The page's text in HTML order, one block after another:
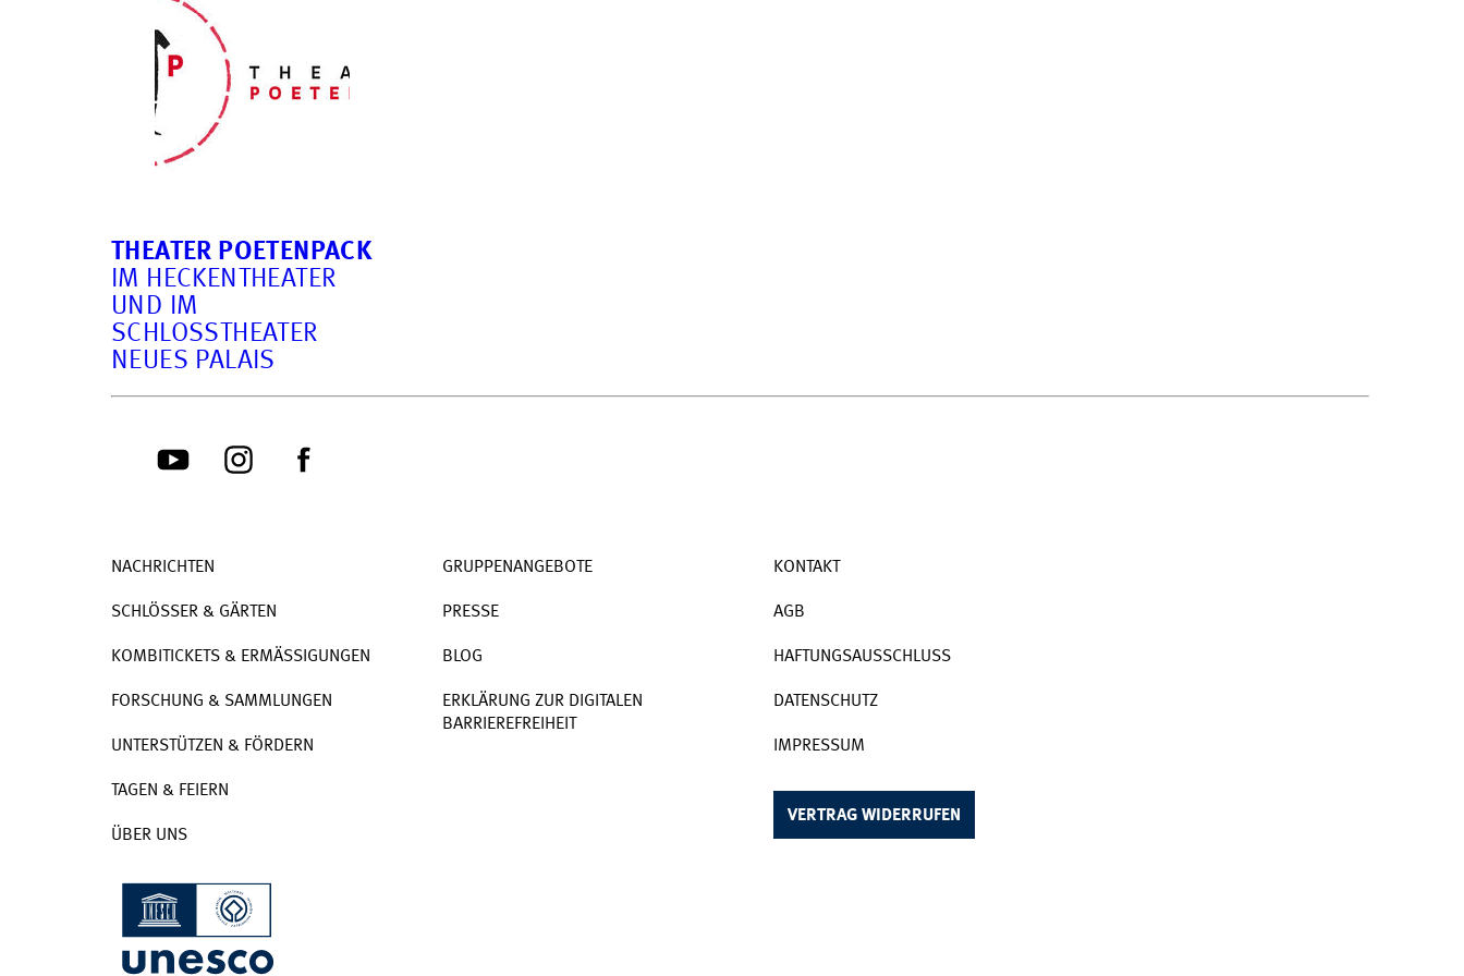
THEATER POETENPACK
IM HECKENTHEATER
UND IM
SCHLOSSTHEATER
NEUES PALAIS
NACHRICHTEN
SCHLÖSSER & GÄRTEN
KOMBITICKETS & ERMÄSSIGUNGEN
FORSCHUNG & SAMMLUNGEN
UNTERSTÜTZEN & FÖRDERN
TAGEN & FEIERN
ÜBER UNS
GRUPPENANGEBOTE
PRESSE
BLOG
ERKLÄRUNG ZUR DIGITALEN
BARRIEREFREIHEIT
KONTAKT
AGB
HAFTUNGSAUSSCHLUSS
DATENSCHUTZ
IMPRESSUM
VERTRAG WIDERRUFEN